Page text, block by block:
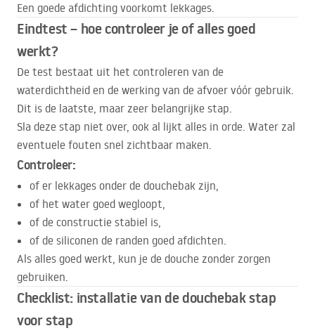
Een goede afdichting voorkomt lekkages.
Eindtest – hoe controleer je of alles goed
werkt?
De test bestaat uit het controleren van de
waterdichtheid en de werking van de afvoer vóór gebruik.
Dit is de laatste, maar zeer belangrijke stap.
Sla deze stap niet over, ook al lijkt alles in orde. Water zal
eventuele fouten snel zichtbaar maken.
Controleer:
of er lekkages onder de douchebak zijn,
of het water goed wegloopt,
of de constructie stabiel is,
of de siliconen de randen goed afdichten.
Als alles goed werkt, kun je de douche zonder zorgen
gebruiken.
Checklist: installatie van de douchebak stap
voor stap